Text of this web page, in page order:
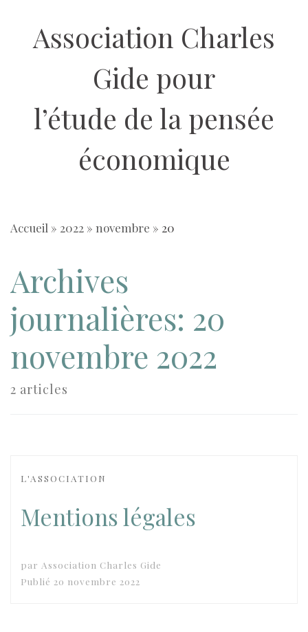
contenuAssociation Charles
Gide pour
l’étude de la pensée
économique
Accueil » 2022 » novembre » 20
Archives
journalières: 20
novembre 2022
2 articles
L'ASSOCIATION
Mentions légales
par Association Charles Gide
Publié 20 novembre 2022